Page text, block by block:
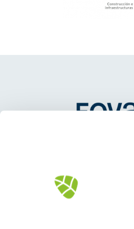
info@fovasa.com